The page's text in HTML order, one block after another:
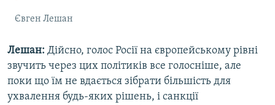
Євген Лешан
Лешан: Дійсно, голос Росії на європейському рівні
звучить через цих політиків все голосніше, але
поки що їм не вдається зібрати більшість для
ухвалення будь-яких рішень, і санкції